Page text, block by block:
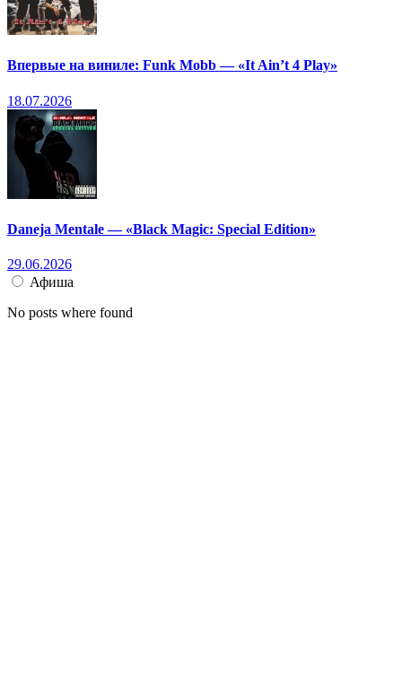
Впервые на виниле: Funk Mobb — «It Ain’t 4 Play»
18.07.2026
Daneja Mentale — «Black Magic: Special Edition»
29.06.2026
Афиша
No posts where found